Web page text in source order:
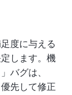
度に与える
します。機
バグは、
先して修正